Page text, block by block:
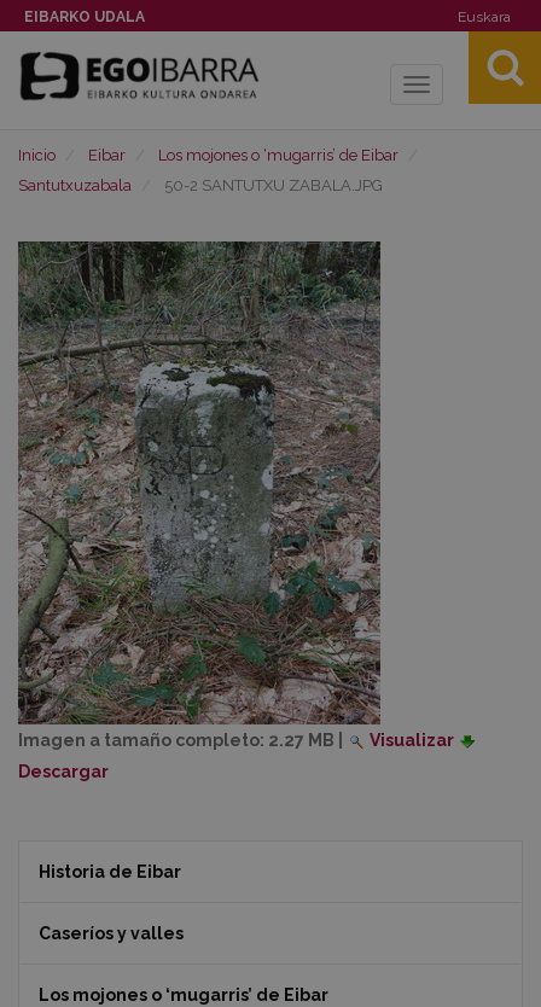
EIBARKO UDALA Euskara
Toggle
Inicio Eibar
Los mojones o ‘mugarris’ de Eibar
Santutxuzabala
50-2 SANTUTXU ZABALA.JPG
Imagen a tamaño completo: 2.27 MB
Visualizar
Descargar
Historia de Eibar
Caseríos y valles
Los mojones o ‘mugarris’ de Eibar